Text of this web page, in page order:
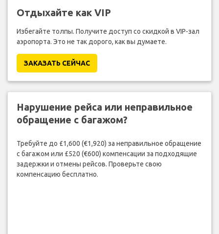
Отдыхайте как VIP
Избегайте толпы. Получите доступ со скидкой в VIP-зал
аэропорта. Это не так дорого, как вы думаете.
ЗАКАЗАТЬ СЕЙЧАС
Нарушение рейса или неправильное
обращение с багажом?
Требуйте до £1,600 (€1,920) за неправильное обращение
с багажом или £520 (€600) компенсации за подходящие
задержки и отмены рейсов. Проверьте свою
компенсацию бесплатно.